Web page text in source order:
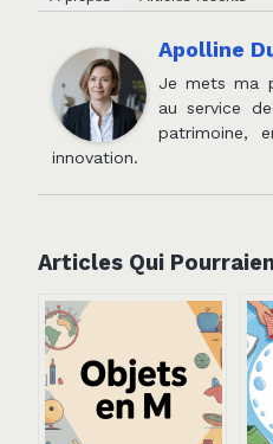
Apolline
Je mets ma
au service
patrimoine,
innovation.
Articles Qui